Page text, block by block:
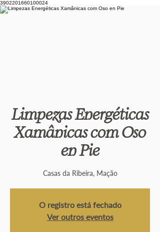
3902201660100024
Limpezas Energéticas
Xamânicas com Oso
en Pie
Casas da Ribeira, Mação
O registro está fechado
Ver outros eventos